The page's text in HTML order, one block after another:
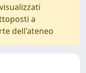
a
dell'ateneo